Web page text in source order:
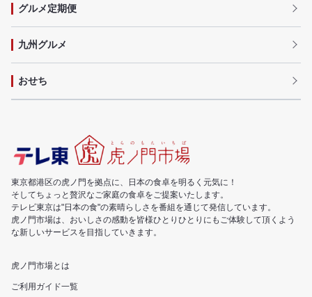
グルメ定期便
九州グルメ
おせち
東京都港区の虎ノ門を拠点に、日本の食卓を明るく元気に！
そしてちょっと贅沢なご家庭の食卓をご提案いたします。
テレビ東京は"日本の食"の素晴らしさを番組を通じて発信しています。
虎ノ門市場は、おいしさの感動を皆様ひとりひとりにもご体験して頂くよう
な新しいサービスを目指していきます。
虎ノ門市場とは
ご利用ガイド一覧